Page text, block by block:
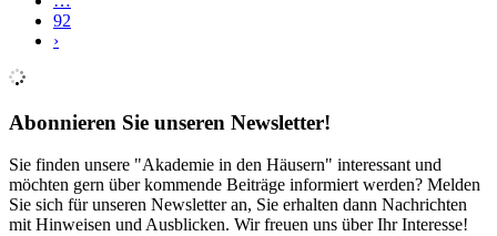
92
›
Abonnieren Sie unseren Newsletter!
Sie finden unsere "Akademie in den Häusern" interessant und
möchten gern über kommende Beiträge informiert werden? Melden
Sie sich für unseren Newsletter an, Sie erhalten dann Nachrichten
mit Hinweisen und Ausblicken. Wir freuen uns über Ihr Interesse!